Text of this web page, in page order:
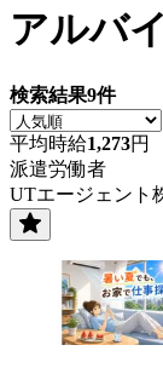
アルバ
検索結果9件
平均時給1,273円
派遣労働者
UTエージェント